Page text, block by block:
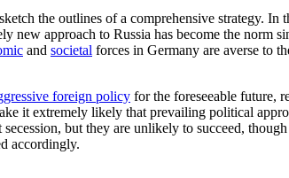
the outlines of a com­prehensive strategy. In
new approach to Russia has become the norm
and societal forces in Germany are averse to
foreign policy for the foreseeable future,
it extremely likely that pre­vail­ing political
but they are unlikely to succeed,
accordingly.